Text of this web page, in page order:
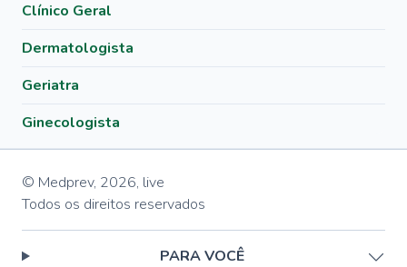
Clínico Geral
Dermatologista
Geriatra
Ginecologista
© Medprev, 2026, live
Todos os direitos reservados
PARA VOCÊ